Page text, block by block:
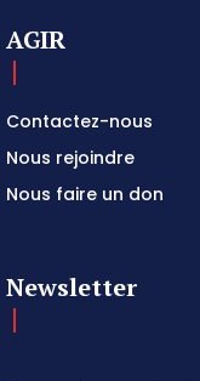
AGIR
Contactez-nous
Nous rejoindre
Nous faire un don
Newsletter